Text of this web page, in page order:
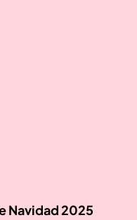
Navidad 2025